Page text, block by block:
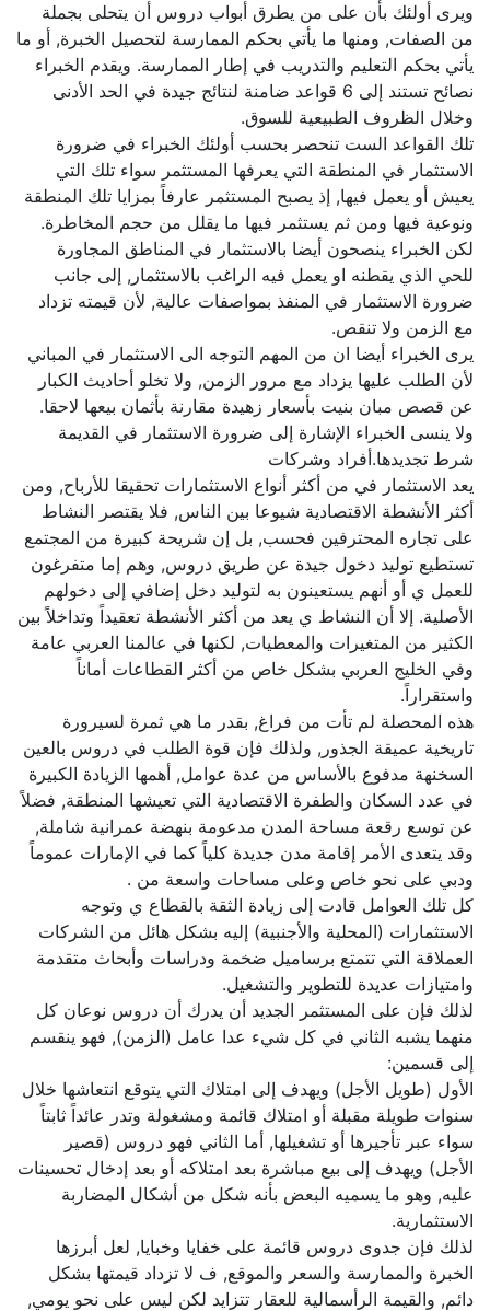
ويرى أولئك بأن على من يطرق أبواب دروس أن يتحلى بجملة
من الصفات, ومنها ما يأتي بحكم الممارسة لتحصيل الخبرة, أو ما
يأتي بحكم التعليم والتدريب في إطار الممارسة. ويقدم الخبراء
نصائح تستند إلى 6 قواعد ضامنة لنتائج جيدة في الحد الأدنى
وخلال الظروف الطبيعية للسوق.
تلك القواعد الست تنحصر بحسب أولئك الخبراء في ضرورة
الاستثمار في المنطقة التي يعرفها المستثمر سواء تلك التي
يعيش أو يعمل فيها, إذ يصبح المستثمر عارفاً بمزايا تلك المنطقة
ونوعية فيها ومن ثم يستثمر فيها ما يقلل من حجم المخاطرة.
لكن الخبراء ينصحون أيضا بالاستثمار في المناطق المجاورة
للحي الذي يقطنه او يعمل فيه الراغب بالاستثمار, إلى جانب
ضرورة الاستثمار في المنفذ بمواصفات عالية, لأن قيمته تزداد
مع الزمن ولا تنقص.
يرى الخبراء أيضا ان من المهم التوجه الى الاستثمار في المباني
لأن الطلب عليها يزداد مع مرور الزمن, ولا تخلو أحاديث الكبار
عن قصص مبان بنيت بأسعار زهيدة مقارنة بأثمان بيعها لاحقا.
ولا ينسى الخبراء الإشارة إلى ضرورة الاستثمار في القديمة
شرط تجديدها.أفراد وشركات
يعد الاستثمار في من أكثر أنواع الاستثمارات تحقيقا للأرباح, ومن
أكثر الأنشطة الاقتصادية شيوعا بين الناس, فلا يقتصر النشاط
على تجاره المحترفين فحسب, بل إن شريحة كبيرة من المجتمع
تستطيع توليد دخول جيدة عن طريق دروس, وهم إما متفرغون
للعمل ي أو أنهم يستعينون به لتوليد دخل إضافي إلى دخولهم
الأصلية. إلا أن النشاط ي يعد من أكثر الأنشطة تعقيداً وتداخلاً بين
الكثير من المتغيرات والمعطيات, لكنها في عالمنا العربي عامة
وفي الخليج العربي بشكل خاص من أكثر القطاعات أماناً
واستقراراً.
هذه المحصلة لم تأت من فراغ, بقدر ما هي ثمرة لسيرورة
تاريخية عميقة الجذور, ولذلك فإن قوة الطلب في دروس بالعين
السخنهة مدفوع بالأساس من عدة عوامل, أهمها الزيادة الكبيرة
في عدد السكان والطفرة الاقتصادية التي تعيشها المنطقة, فضلاً
عن توسع رقعة مساحة المدن مدعومة بنهضة عمرانية شاملة,
وقد يتعدى الأمر إقامة مدن جديدة كلياً كما في الإمارات عموماً
ودبي على نحو خاص وعلى مساحات واسعة من .
كل تلك العوامل قادت إلى زيادة الثقة بالقطاع ي وتوجه
الاستثمارات (المحلية والأجنبية) إليه بشكل هائل من الشركات
العملاقة التي تتمتع برساميل ضخمة ودراسات وأبحاث متقدمة
وامتيازات عديدة للتطوير والتشغيل.
لذلك فإن على المستثمر الجديد أن يدرك أن دروس نوعان كل
منهما يشبه الثاني في كل شيء عدا عامل (الزمن), فهو ينقسم
إلى قسمين:
الأول (طويل الأجل) ويهدف إلى امتلاك التي يتوقع انتعاشها خلال
سنوات طويلة مقبلة أو امتلاك قائمة ومشغولة وتدر عائداً ثابتاً
سواء عبر تأجيرها أو تشغيلها, أما الثاني فهو دروس (قصير
الأجل) ويهدف إلى بيع مباشرة بعد امتلاكه أو بعد إدخال تحسينات
عليه, وهو ما يسميه البعض بأنه شكل من أشكال المضاربة
الاستثمارية.
لذلك فإن جدوى دروس قائمة على خفايا وخبايا, لعل أبرزها
الخبرة والممارسة والسعر والموقع, ف لا تزداد قيمتها بشكل
دائم, والقيمة الرأسمالية للعقار تتزايد لكن ليس على نحو يومي,